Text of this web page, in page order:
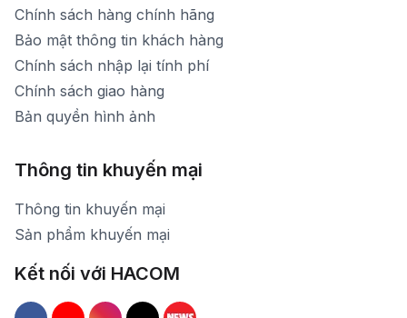
Chính sách hàng chính hãng
Bảo mật thông tin khách hàng
Chính sách nhập lại tính phí
Chính sách giao hàng
Bản quyền hình ảnh
Thông tin khuyến mại
Thông tin khuyến mại
Sản phẩm khuyến mại
Kết nối với HACOM